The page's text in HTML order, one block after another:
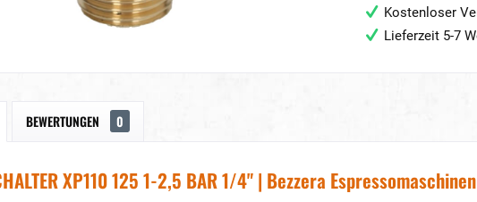
Kostenloser
Lieferzeit 5-7
BEWERTUNGEN 0
XP110 125 1-2,5 BAR 1/4" | Bezzera Espressomaschinen